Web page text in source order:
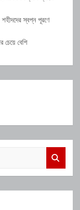
স্বপ্ন পূরণে
চেয়ে বেশি